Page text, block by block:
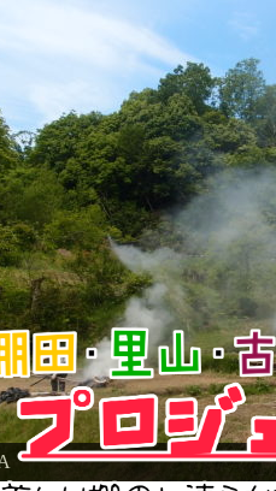
ェクト